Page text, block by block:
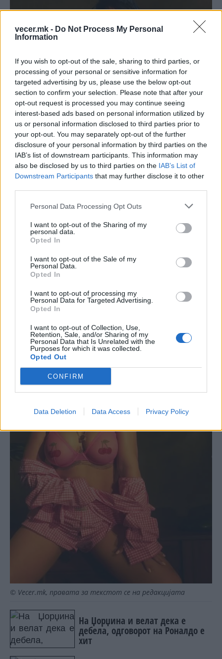
vecer.mk - Do Not Process My Personal
Information
If you wish to opt-out of the sale, sharing to third parties, or
processing of your personal or sensitive information for
targeted advertising by us, please use the below opt-out
section to confirm your selection. Please note that after your
opt-out request is processed you may continue seeing
interest-based ads based on personal information utilized by
us or personal information disclosed to third parties prior to
your opt-out. You may separately opt-out of the further
disclosure of your personal information by third parties on the
IAB’s list of downstream participants. This information may
also be disclosed by us to third parties on the IAB’s List of
Downstream Participants that may further disclose it to other
Personal Data Processing Opt Outs
I want to opt-out of the Sharing of my
personal data.
Opted In
I want to opt-out of the Sale of my
Personal Data.
Opted In
I want to opt-out of processing my
Personal Data for Targeted Advertising.
Opted In
I want to opt-out of Collection, Use,
Retention, Sale, and/or Sharing of my
Personal Data that Is Unrelated with the
Purposes for which it was collected.
Opted Out
CONFIRM
Data Deletion Data Access Privacy Policy
Популарната Рири и сега изненадува одново и
одново и покажува дека и покрај семејните
обврски, успева да се посвети на својата
работа, иако сите би сакале да се врати на
сцената како пејачка - тоа изгледа нема да се
© Vecer.mk, правата за текстот се на редакцијата
На Џорџина и велат дека е
дебела, одговорот на Роналдо е
хит